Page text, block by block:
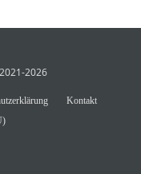
2026
Kontakt